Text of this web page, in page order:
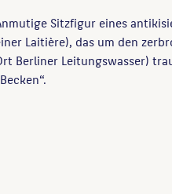
Sitzfigur eines
Laitière), das um den
Berliner Leitungswasser)